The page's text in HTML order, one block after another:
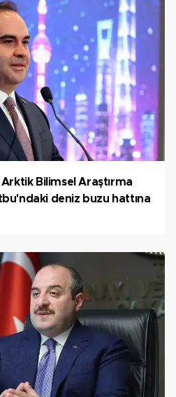
Arktik Bilimsel Araştırma
deniz buzu hattına